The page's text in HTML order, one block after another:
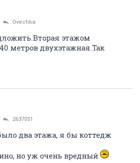
Ovechka
этажом
метров двухэтажная.Так
2637051
два этажа, я бы коттедж
но уж очень вредный